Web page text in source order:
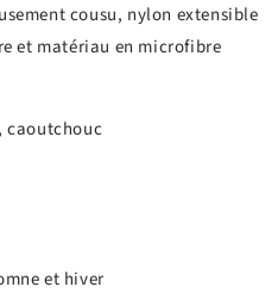
cousu, nylon extensible
et matériau en microfibre
caoutchouc
et hiver